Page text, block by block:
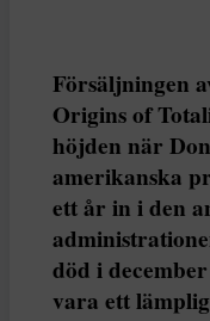
Försäljningen
Origins of
höjden när
amerikanska
ett år in i den
död i
vara ett